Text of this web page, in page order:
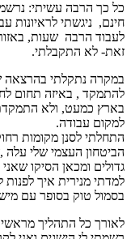
כל כך הרבה עשיתי:
חינם, ניגשתי לראיונות
לעבוד הרבה שעות,
זאת- לא התקבלתי.
במקרה נתקלתי בהרצאה
להתמקד , באיזה תחום
בארץ כמעט, ולא
למקום עבודה.
התחלתי לסנן מקומות
הביטחון העצמי שלי עלה
גדולים ומכאן הסיקו
למדתי מנירית איך
בסמול טוק בסופר עם
לאורך כל התהליך